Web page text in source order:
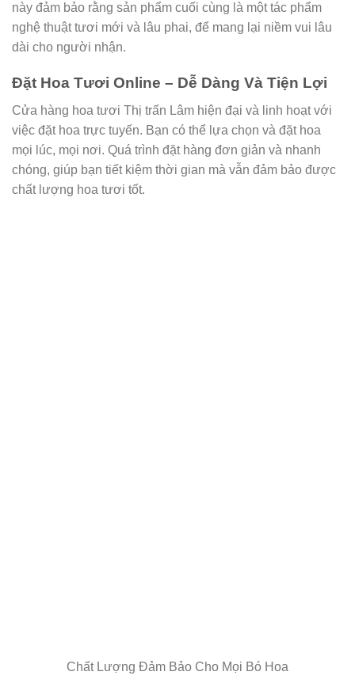
này đảm bảo rằng sản phẩm cuối cùng là một tác phẩm
nghệ thuật tươi mới và lâu phai, để mang lại niềm vui lâu
dài cho người nhận.
Đặt Hoa Tươi Online – Dễ Dàng Và Tiện Lợi
Cửa hàng hoa tươi Thị trấn Lâm hiện đại và linh hoạt với
việc đặt hoa trực tuyến. Bạn có thể lựa chọn và đặt hoa
mọi lúc, mọi nơi. Quá trình đặt hàng đơn giản và nhanh
chóng, giúp bạn tiết kiệm thời gian mà vẫn đảm bảo được
chất lượng hoa tươi tốt.
Chất Lượng Đảm Bảo Cho Mọi Bó Hoa